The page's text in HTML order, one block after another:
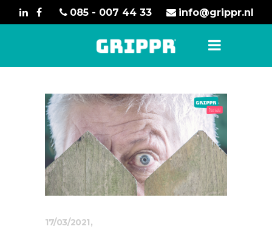
085 - 007 44 33 info@grippr.nl
17/03/2021